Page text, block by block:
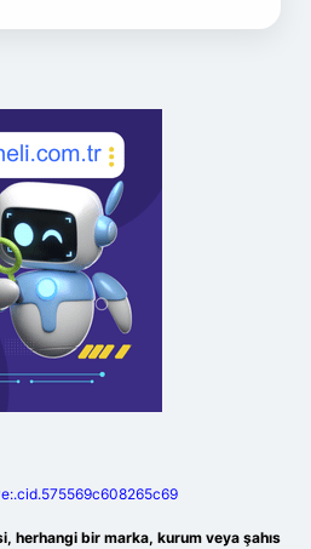
herhangi bir marka, kurum veya şahıs